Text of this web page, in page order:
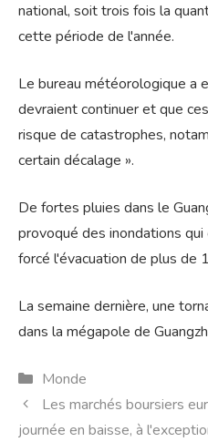
national, soit trois fois la
cette période de l'année.
Le bureau météorologique a
devraient continuer et que
risque de catastrophes,
certain décalage ».
De fortes pluies dans le
provoqué des inondations
forcé l'évacuation de plus de
La semaine dernière, une
dans la mégapole de
Catégories
Monde
Les marchés boursiers
journée en baisse, à